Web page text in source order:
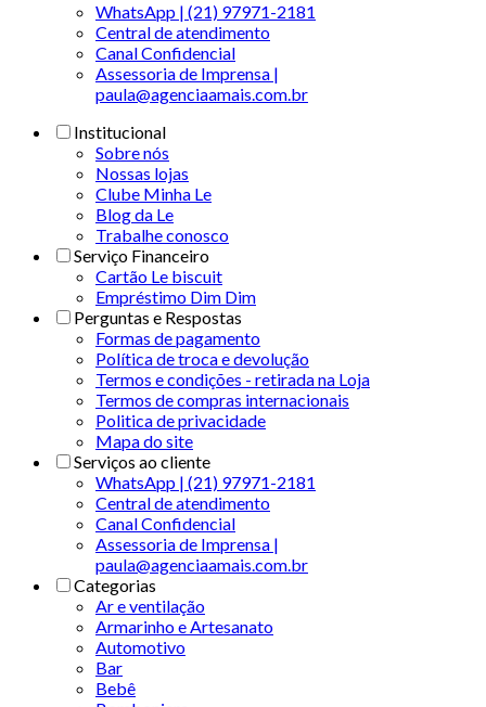
WhatsApp | (21) 97971-2181
Central de atendimento
Canal Confidencial
Assessoria de Imprensa |
paula@agenciaamais.com.br
Institucional
Sobre nós
Nossas lojas
Clube Minha Le
Blog da Le
Trabalhe conosco
Serviço Financeiro
Cartão Le biscuit
Empréstimo Dim Dim
Perguntas e Respostas
Formas de pagamento
Política de troca e devolução
Termos e condições - retirada na Loja
Termos de compras internacionais
Politica de privacidade
Mapa do site
Serviços ao cliente
WhatsApp | (21) 97971-2181
Central de atendimento
Canal Confidencial
Assessoria de Imprensa |
paula@agenciaamais.com.br
Categorias
Ar e ventilação
Armarinho e Artesanato
Automotivo
Bar
Bebê